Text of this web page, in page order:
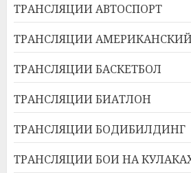
ТРАНСЛЯЦИИ АВТОСПОРТ
ТРАНСЛЯЦИИ
ТРАНСЛЯЦИИ БАСКЕТБОЛ
ТРАНСЛЯЦИИ БИАТЛОН
ТРАНСЛЯЦИИ БОДИБИЛДИНГ
ТРАНСЛЯЦИИ БОИ НА